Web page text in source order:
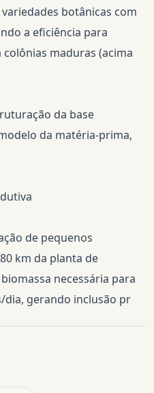
botânicas com
a eficiência para
maduras (acima
da base
da matéria-prima,
de pequenos
km da planta de
necessária para
dia, gerando inclusão pr